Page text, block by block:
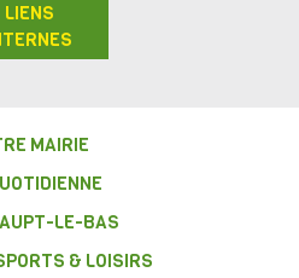
LIENS
MAIRIE
LE-BAS
& LOISIRS